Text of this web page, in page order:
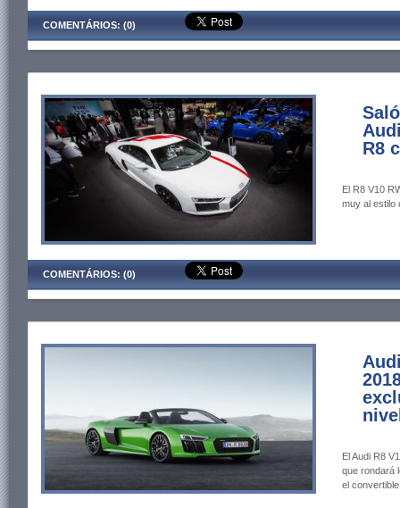
COMENTÁRIOS: (0)
R8
El R8 V10
muy al estilo
COMENTÁRIOS: (0)
El Audi R8
que rondará
el